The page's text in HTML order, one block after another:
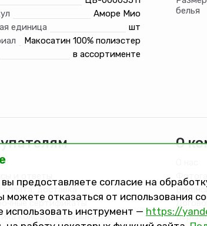
Аморе Мио
единица
шт
Макосатин 100% полиэстер
в ассортименте
белья
и ответы
оплата, доставка
сертификаты
конфиденциальности
О
вы предоставляете согласие на
можете отказаться от использования
инструмент — https://